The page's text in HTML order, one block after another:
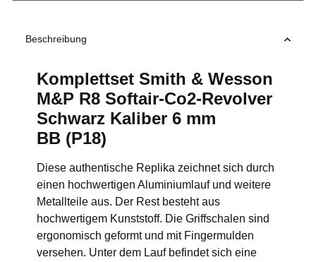
Beschreibung
Komplettset Smith & Wesson
M&P R8 Softair-Co2-Revolver
Schwarz Kaliber 6 mm
BB (P18)
Diese authentische Replika zeichnet sich durch
einen hochwertigen Aluminiumlauf und weitere
Metallteile aus. Der Rest besteht aus
hochwertigem Kunststoff. Die Griffschalen sind
ergonomisch geformt und mit Fingermulden
versehen. Unter dem Lauf befindet sich eine